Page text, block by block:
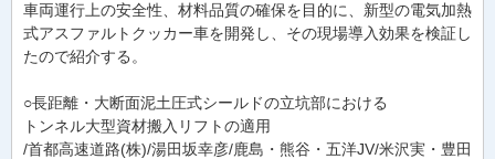
車両運行上の安全性、材料品質の確保を目的に、新型の電気加熱
式アスファルトクッカー車を開発し、その現場導入効果を検証し
たので紹介する。
○長距離・大断面泥土圧式シールドの立坑部における
トンネル大型資材搬入リフトの適用
/首都高速道路(株)/湯田坂幸彦/鹿島・熊谷・五洋JV/米沢実・豊田